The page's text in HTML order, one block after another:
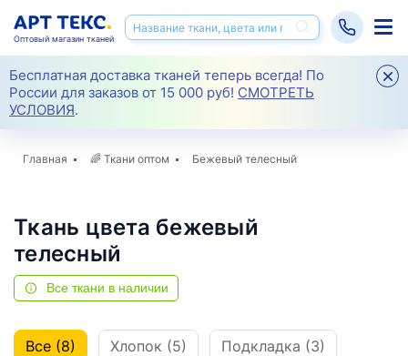
Бесплатная доставка тканей теперь всегда! По
России для заказов от 15 000 руб! СМОТРЕТЬ
УСЛОВИЯ.
Оптовый магазин тканей
Главная 🌈 Ткани оптом Бежевый телесный
Ткань цвета бежевый
телесный
Все ткани в наличии
Все (8) Хлопок (5) Подкладка (3)